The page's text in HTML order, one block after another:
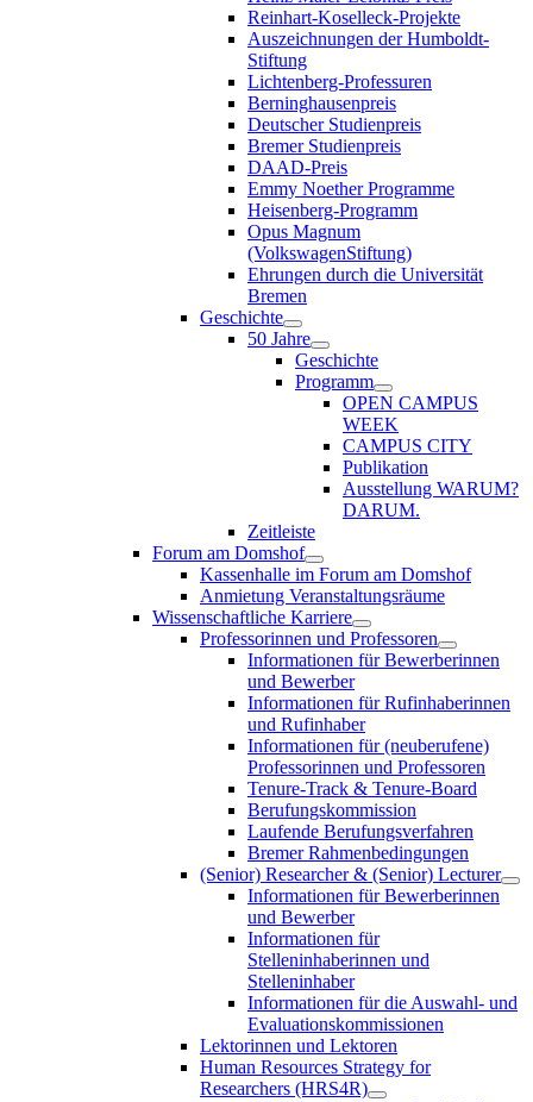
Reinhart-Koselleck-Projekte
Auszeichnungen der Humboldt-
Stiftung
Lichtenberg-Professuren
Berninghausenpreis
Deutscher Studienpreis
Bremer Studienpreis
DAAD-Preis
Emmy Noether Programme
Heisenberg-Programm
Opus Magnum
(VolkswagenStiftung)
Ehrungen durch die Universität
Bremen
Geschichte
50 Jahre
Geschichte
Programm
OPEN CAMPUS
WEEK
CAMPUS CITY
Publikation
Ausstellung WARUM?
DARUM.
Zeitleiste
Forum am Domshof
Kassenhalle im Forum am Domshof
Anmietung Veranstaltungsräume
Wissenschaftliche Karriere
Professorinnen und Professoren
Informationen für Bewerberinnen
und Bewerber
Informationen für Rufinhaberinnen
und Rufinhaber
Informationen für (neuberufene)
Professorinnen und Professoren
Tenure-Track & Tenure-Board
Berufungskommission
Laufende Berufungsverfahren
Bremer Rahmenbedingungen
(Senior) Researcher & (Senior) Lecturer
Informationen für Bewerberinnen
und Bewerber
Informationen für
Stelleninhaberinnen und
Stelleninhaber
Informationen für die Auswahl- und
Evaluationskommissionen
Lektorinnen und Lektoren
Human Resources Strategy for
Researchers (HRS4R)